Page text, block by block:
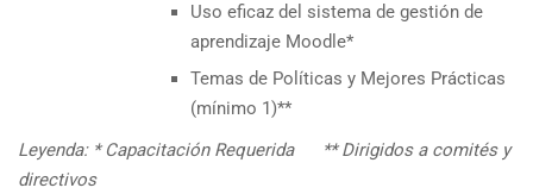
Uso eficaz del sistema de gestión de
aprendizaje Moodle*
Temas de Políticas y Mejores Prácticas
(mínimo 1)**
Leyenda: * Capacitación Requerida
** Dirigidos a comités y
directivos